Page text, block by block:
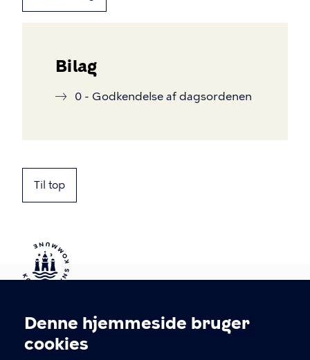
Cookieindstillinger
Denne hjemmeside bruger
cookies
Bilag
0 - Godkendelse af dagsordenen
Til top
Kontakt Københavns Kommune
T